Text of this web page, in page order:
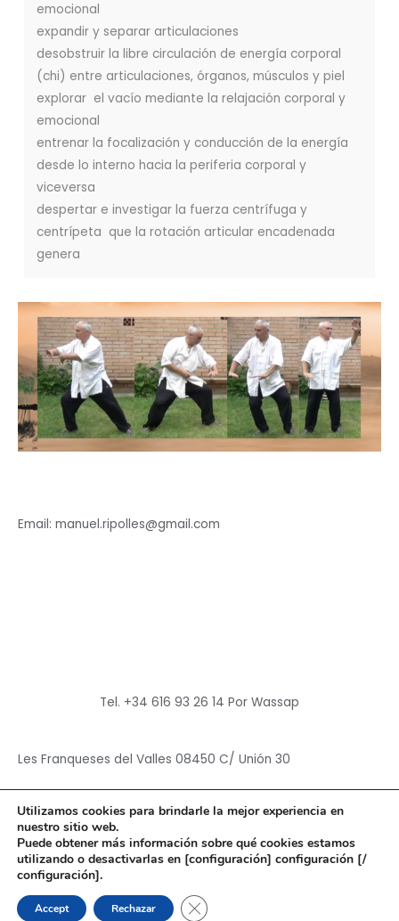
emocional
expandir y separar articulaciones
desobstruir la libre circulación de energía corporal
(chi) entre articulaciones, órganos, músculos y piel
explorar el vacío mediante la relajación corporal y
emocional
entrenar la focalización y conducción de la energía
desde lo interno hacia la periferia corporal y
viceversa
despertar e investigar la fuerza centrífuga y
centrípeta que la rotación articular encadenada
genera
Email: manuel.ripolles@gmail.com
Tel. +34 616 93 26 14 Por Wassap
Les Franqueses del Valles 08450 C/ Unión 30
Copyright © 2026Hun Yuan Chen
Powered byHun Yuan Chen
Utilizamos cookies para brindarle la mejor experiencia en
nuestro sitio web.
Puede obtener más información sobre qué cookies estamos
utilizando o desactivarlas en [configuración] configuración [/
configuración].
Accept Rechazar CERRAR EL BANNER DE